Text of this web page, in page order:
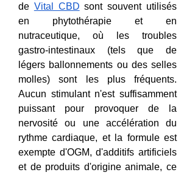
de Vital CBD sont souvent utilisés
en phytothérapie et en
nutraceutique, où les troubles
gastro-intestinaux (tels que de
légers ballonnements ou des selles
molles) sont les plus fréquents.
Aucun stimulant n'est suffisamment
puissant pour provoquer de la
nervosité ou une accélération du
rythme cardiaque, et la formule est
exempte d'OGM, d'additifs artificiels
et de produits d'origine animale, ce